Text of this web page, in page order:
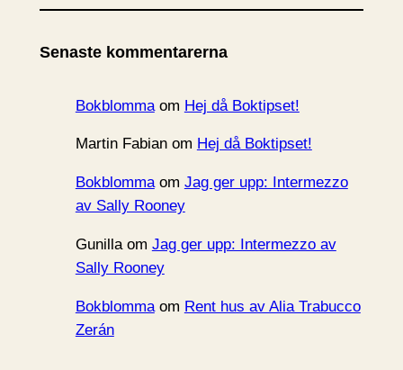
k
v
Senaste kommentarerna
Bokblommaom Hej då Boktipset!
Martin Fabianom Hej då Boktipset!
Bokblommaom Jag ger upp: Intermezzo
av Sally Rooney
Gunillaom Jag ger upp: Intermezzo av
Sally Rooney
Bokblommaom Rent hus av Alia Trabucco
Zerán